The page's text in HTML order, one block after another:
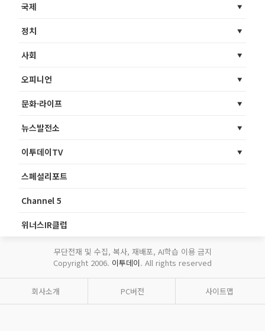
국제
정치
사회
오피니언
문화·라이프
뉴스발전소
이투데이TV
스페셜리포트
Channel 5
위너스IR클럽
무단전재 및 수집, 복사, 재배포, AI학습 이용 금지
Copyright 2006. 이투데이. All rights reserved
회사소개 PC버전 사이트맵